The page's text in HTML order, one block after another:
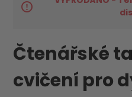
Čtenářské
cvičení pro